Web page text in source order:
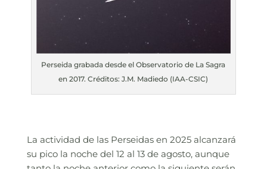
Perseida grabada desde el Observatorio de La Sagra
en 2017. Créditos: J.M. Madiedo (IAA-CSIC)
La actividad de las Perseidas en 2025 alcanzará
su pico la noche del 12 al 13 de agosto, aunque